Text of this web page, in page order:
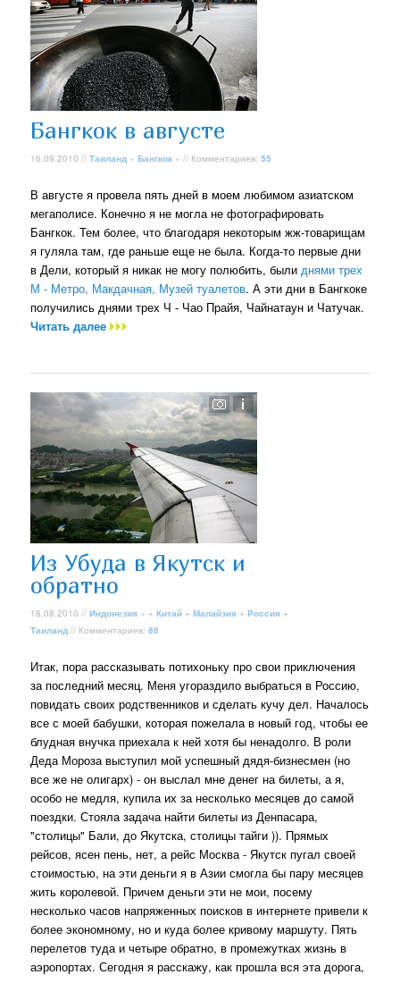
Бангкок в августе
16.09.2010 //Таиланд »Бангкок » // Комментариев:55
В августе я провела пять дней в моем любимом азиатском
мегаполисе. Конечно я не могла не фотографировать
Бангкок. Тем более, что благодаря некоторым жж-товарищам
я гуляла там, где раньше еще не была. Когда-то первые дни
в Дели, который я никак не могу полюбить, былиднями трех
М - Метро, Макдачная, Музей туалетов. А эти дни в Бангкоке
получились днями трех Ч - Чао Прайя, Чайнатаун и Чатучак.
Читать далее
Из Убуда в Якутск и
обратно
18.08.2010 //Индонезия » +Китай +Малайзия +Россия +
Таиланд // Комментариев:86
Итак, пора рассказывать потихоньку про свои приключения
за последний месяц. Меня угораздило выбраться в Россию,
повидать своих родственников и сделать кучу дел. Началось
все с моей бабушки, которая пожелала в новый год, чтобы ее
блудная внучка приехала к ней хотя бы ненадолго. В роли
Деда Мороза выступил мой успешный дядя-бизнесмен (но
все же не олигарх) - он выслал мне денег на билеты, а я,
особо не медля, купила их за несколько месяцев до самой
поездки. Стояла задача найти билеты из Денпасара,
"столицы" Бали, до Якутска, столицы тайги )). Прямых
рейсов, ясен пень, нет, а рейс Москва - Якутск пугал своей
стоимостью, на эти деньги я в Азии смогла бы пару месяцев
жить королевой. Причем деньги эти не мои, посему
несколько часов напряженных поисков в интернете привели к
более экономному, но и куда более кривому маршуту. Пять
перелетов туда и четыре обратно, в промежутках жизнь в
аэропортах. Сегодня я расскажу, как прошла вся эта дорога,